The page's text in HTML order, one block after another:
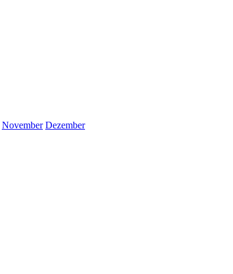
November Dezember